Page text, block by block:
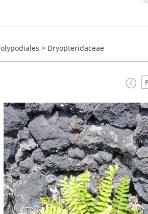
> Dryopteridaceae